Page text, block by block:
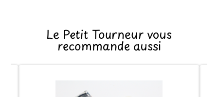
Le Petit Tourneur vous
recommande aussi